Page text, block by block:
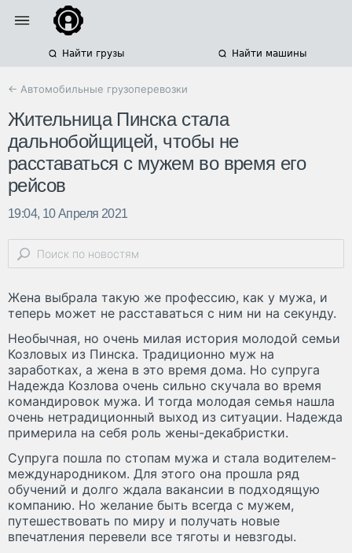
Найти грузы Найти машины
← Автомобильные грузоперевозки
Жительница Пинска стала
дальнобойщицей, чтобы не
расставаться с мужем во время его
рейсов
19:04, 10 Апреля 2021
Жена выбрала такую же профессию, как у мужа, и
теперь может не расставаться с ним ни на секунду.
Необычная, но очень милая история молодой семьи
Козловых из Пинска. Традиционно муж на
заработках, а жена в это время дома. Но супруга
Надежда Козлова очень сильно скучала во время
командировок мужа. И тогда молодая семья нашла
очень нетрадиционный выход из ситуации. Надежда
примерила на себя роль жены-декабристки.
Супруга пошла по стопам мужа и стала водителем-
международником. Для этого она прошла ряд
обучений и долго ждала вакансии в подходящую
компанию. Но желание быть всегда с мужем,
путешествовать по миру и получать новые
впечатления перевели все тяготы и невзгоды.